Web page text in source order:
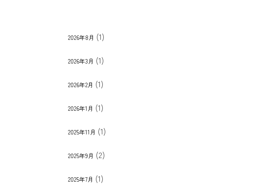
2026年8月 (1)
2026年3月 (1)
2026年2月 (1)
2026年1月 (1)
2025年11月 (1)
2025年9月 (2)
2025年7月 (1)